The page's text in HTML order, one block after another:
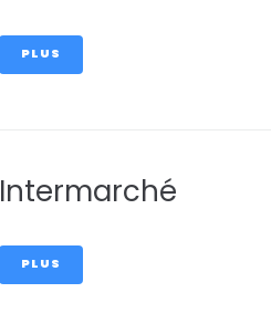
PLUS
Intermarché
PLUS